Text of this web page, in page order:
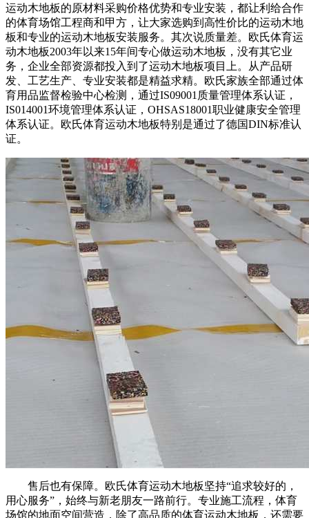
运动木地板的原材料采购价格优势和专业安装，都让利给合作
的体育场馆工程商和甲方，让大家选购到高性价比的运动木地
板和专业的运动木地板安装服务。其次说质量差。欧氏体育运
动木地板2003年以来15年间专心做运动木地板，没有其它业
务，企业全部资源都投入到了运动木地板项目上。从产品研
发、工艺生产、专业安装都是精益求精。欧氏家族全部通过体
育用品监督检验中心检测，通过IS09001质量管理体系认证，
IS014001环境管理体系认证，OHSAS18001职业健康安全管理
体系认证。欧氏体育运动木地板特别是通过了德国DIN标准认
证。
售后也有保障。欧氏体育运动木地板坚持“追求较好的，
用心服务”，始终与新老朋友一路前行。专业施工流程，体育
场馆的地面空间营造，除了高品质的体育运动木地板，还需要